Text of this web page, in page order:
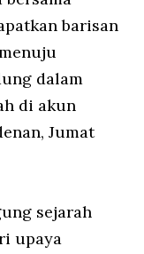
barisan
dalam
di akun
Jumat
sejarah
upaya